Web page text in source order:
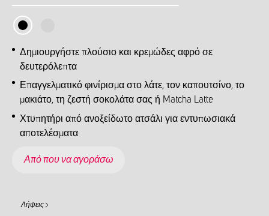
Δημιουργήστε πλούσιο και κρεμώδες αφρό σε
δευτερόλεπτα
Επαγγελματικό φινίρισμα στο λάτε, τον καπουτσίνο, το
μακιάτο, τη ζεστή σοκολάτα σας ή Matcha Latte
Χτυπητήρι από ανοξείδωτο ατσάλι για εντυπωσιακά
αποτελέσματα
Από που να αγοράσω
Λήψεις